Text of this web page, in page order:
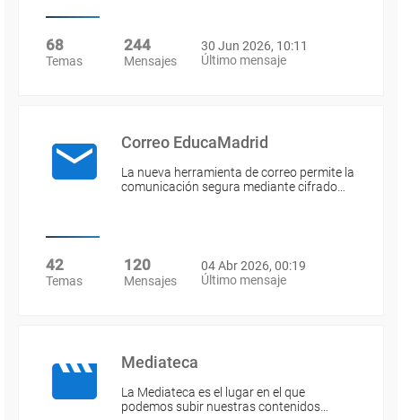
68
Temas
244
Mensajes
30 Jun 2026, 10:11
Último mensaje
Correo EducaMadrid
La nueva herramienta de correo permite la
comunicación segura mediante cifrado…
42
Temas
120
Mensajes
04 Abr 2026, 00:19
Último mensaje
Mediateca
La Mediateca es el lugar en el que
podemos subir nuestras contenidos…